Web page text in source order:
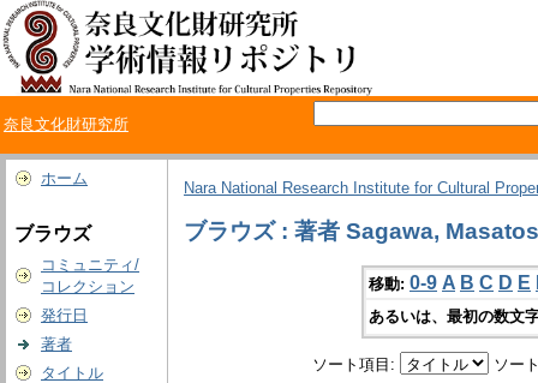
奈良文化財研究所
ホーム
ブラウズ
コミュニティ/
コレクション
発行日
著者
タイトル
Nara National Research Institute for Cultural
ブラウズ : 著者 Sagawa,
移動: 0-9 A B C D E
あるいは、最初の数文
ソート項目: ソー